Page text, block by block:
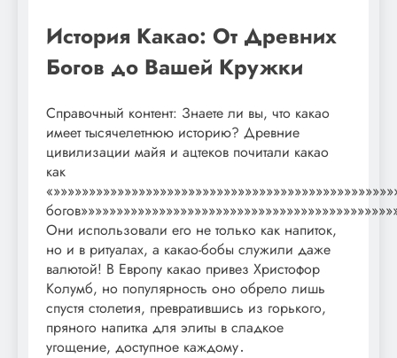
История Какао: От Древних
Богов до Вашей Кружки
Справочный контент: Знаете ли вы, что какао
имеет тысячелетнюю историю? Древние
цивилизации майя и ацтеков почитали какао
как
Они использовали его не только как напиток,
но и в ритуалах, а какао-бобы служили даже
валютой! В Европу какао привез Христофор
Колумб, но популярность оно обрело лишь
спустя столетия, превратившись из горького,
пряного напитка для элиты в сладкое
угощение, доступное каждому․